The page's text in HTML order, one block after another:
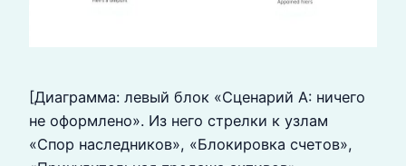
[Диаграмма: левый блок «Сценарий А: ничего
не оформлено». Из него стрелки к узлам
«Спор наследников», «Блокировка счетов»,